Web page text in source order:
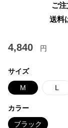
ご
送料
4,840 円
サイズ
M L
カラー
ブラック